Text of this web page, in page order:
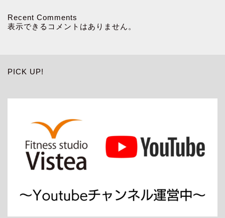
Recent Comments
表示できるコメントはありません。
PICK UP!